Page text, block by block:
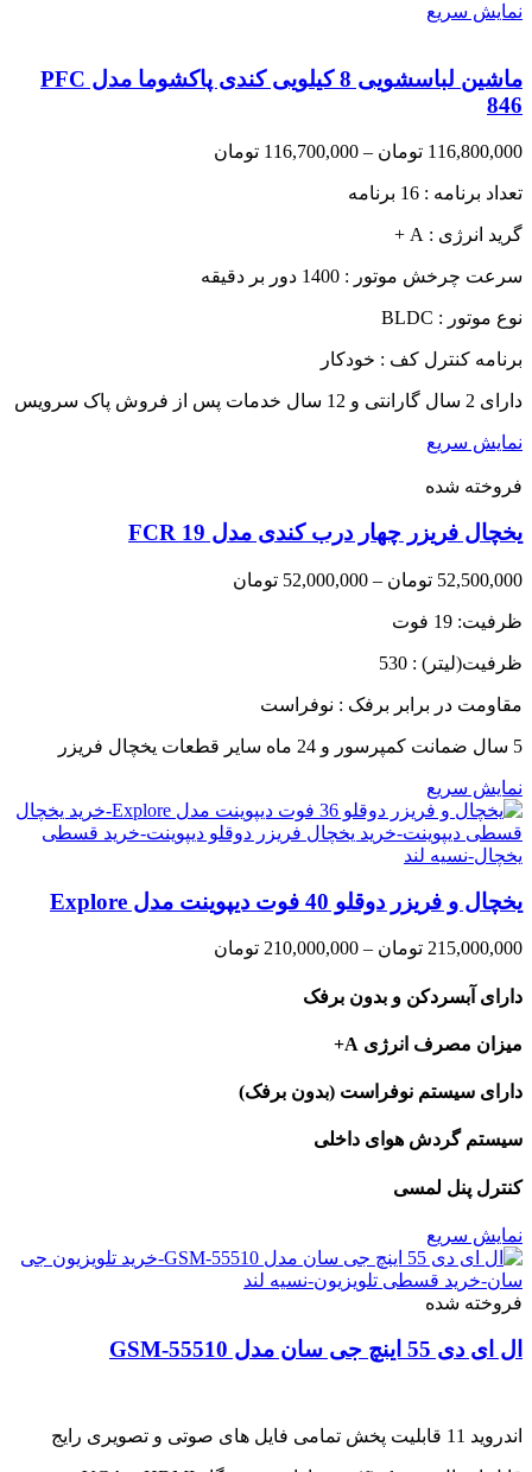
نمایش سریع
ماشین لباسشویی 8 کیلویی کندی پاکشوما مدل PFC
846
116,800,000 تومان –
116,700,000 تومان
تعداد برنامه : 16 برنامه
گرید انرژی : A +
سرعت چرخش موتور : 1400 دور بر دقیقه
نوع موتور : BLDC
برنامه کنترل کف : خودکار
دارای 2 سال گارانتی و 12 سال خدمات پس از فروش پاک سرویس
نمایش سریع
فروخته شده
یخچال فریزر چهار درب کندی مدل FCR 19
52,500,000 تومان –
52,000,000 تومان
ظرفیت: 19 فوت
ظرفیت(لیتر) : 530
مقاومت در برابر برفک : نوفراست
5 سال ضمانت کمپرسور و 24 ماه سایر قطعات یخچال فریزر
نمایش سریع
یخچال و فریزر دوقلو 40 فوت دیپوینت مدل Explore
215,000,000 تومان –
210,000,000 تومان
دارای آبسردکن و بدون برفک
میزان مصرف انرژی A+
دارای سیستم نوفراست (بدون برفک)
سیستم گردش هوای داخلی
کنترل پنل لمسی
نمایش سریع
فروخته شده
ال ای دی 55 اینچ جی سان مدل GSM-55510
اندروید 11 قابلیت پخش تمامی فایل های صوتی و تصویری رایج